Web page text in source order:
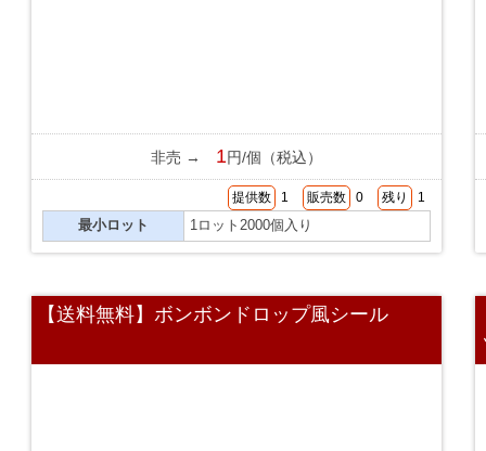
非売 → 1円/個（税込）
提供数 1 販売数 0 残り 1
最小ロット 1ロット2000個入り
【送料無料】ボンボンドロップ風シール